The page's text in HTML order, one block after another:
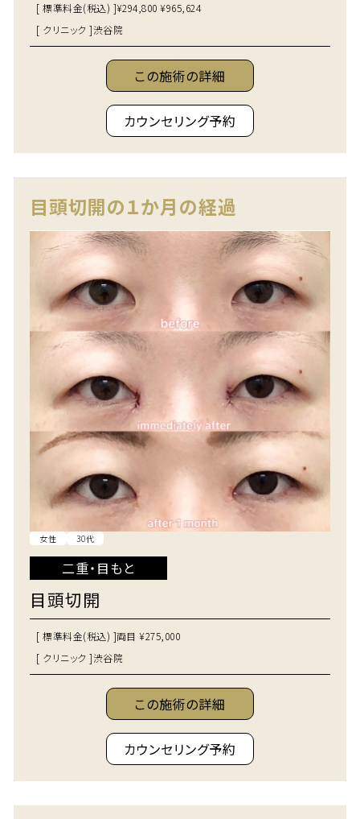
[ 標準料金(税込) ]¥294,800 ¥965,624
[ クリニック ]渋谷院
この施術の詳細
カウンセリング予約
目頭切開の１か月の経過
女性 30代
二重・目もと
目頭切開
[ 標準料金(税込) ]両目 ¥275,000
[ クリニック ]渋谷院
この施術の詳細
カウンセリング予約